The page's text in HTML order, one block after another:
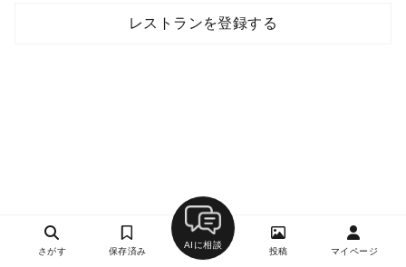
レストランを登録する
さがす 保存済み
AIに相談
投稿 マイページ